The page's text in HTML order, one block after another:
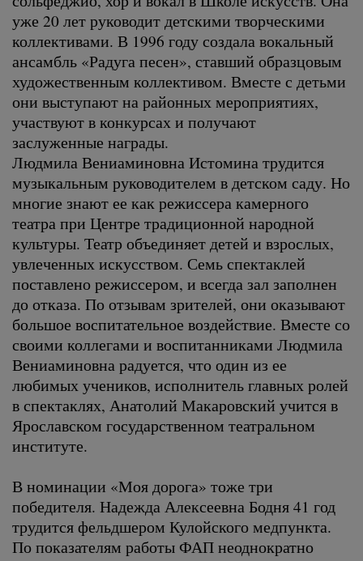
уже 20 лет руководит детскими творческими
коллективами. В 1996 году создала вокальный
ансамбль «Радуга песен», ставший образцовым
художественным коллективом. Вместе с детьми
они выступают на районных мероприятиях,
участвуют в конкурсах и получают
заслуженные награды.
Людмила Вениаминовна Истомина трудится
музыкальным руководителем в детском саду. Но
многие знают ее как режиссера камерного
театра при Центре традиционной народной
культуры. Театр объединяет детей и взрослых,
увлеченных искусством. Семь спектаклей
поставлено режиссером, и всегда зал заполнен
до отказа. По отзывам зрителей, они оказывают
большое воспитательное воздействие. Вместе со
своими коллегами и воспитанниками Людмила
Вениаминовна радуется, что один из ее
любимых учеников, исполнитель главных ролей
в спектаклях, Анатолий Макаровский учится в
Ярославском государственном театральном
институте.
В номинации «Моя дорога» тоже три
победителя. Надежда Алексеевна Бодня 41 год
трудится фельдшером Кулойского медпункта.
По показателям работы ФАП неоднократно